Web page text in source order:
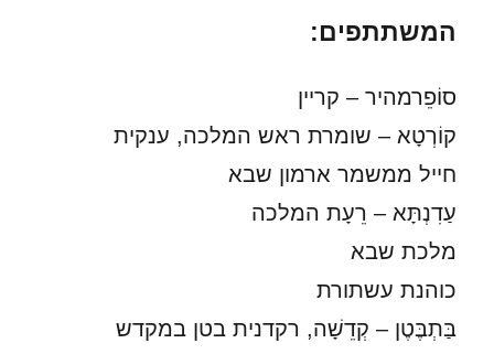
המשתתפים:
סוֹפֵרמהיר – קריין
קוֹרְטָא – שומרת ראש המלכה, ענקית
חייל ממשמר ארמון שבא
עַדִנְתָּא – רֵעָת המלכה
מלכת שבא
כוהנת עשתורת
בַּתְבֶּטֶן – קְדֵשָׁה, רקדנית בטן במקדש